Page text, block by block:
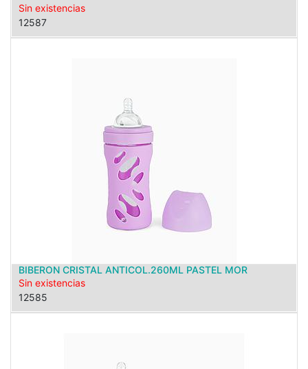
Sin existencias
12587
BIBERON CRISTAL ANTICOL.260ML PASTEL MOR
Sin existencias
12585